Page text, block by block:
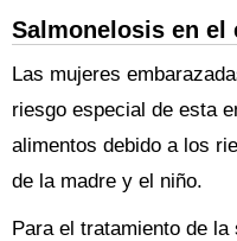
Salmonelosis en el
Las mujeres
riesgo especial de esta
alimentos debido a los
de la madre y el niño.
Para el tratamiento de